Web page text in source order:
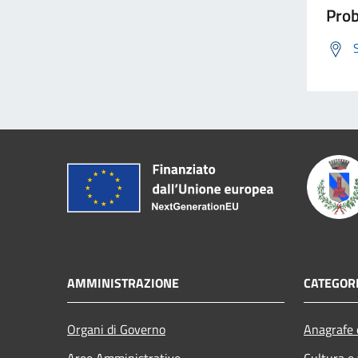
AMMINISTRAZIONE
Organi di Governo